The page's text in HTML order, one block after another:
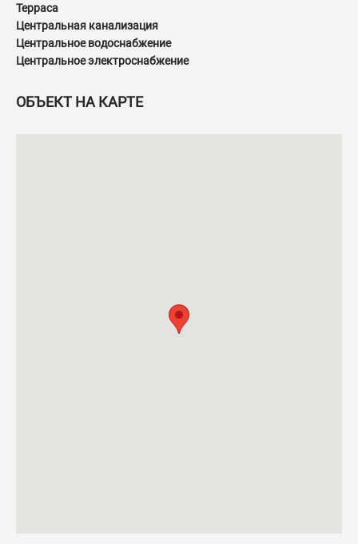
Терраса
Центральная канализация
Центральное водоснабжение
Центральное электроснабжение
ОБЪЕКТ НА КАРТЕ